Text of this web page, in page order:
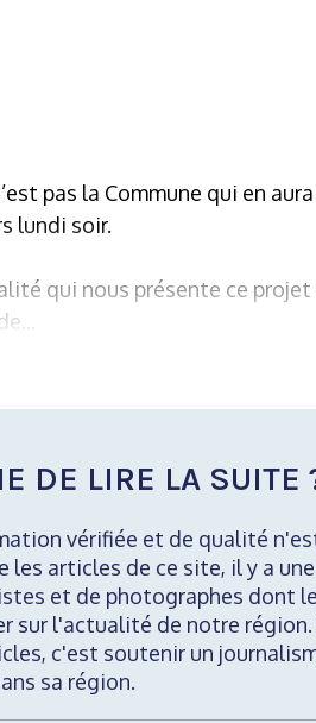
pas la Commune qui en
lundi soir.
qui nous présente ce projet
DE LIRE LA SUITE
vérifiée et de qualité
les articles de ce site, il y a
et de photographes dont
sur l'actualité de notre région.
c'est soutenir un
sa région.